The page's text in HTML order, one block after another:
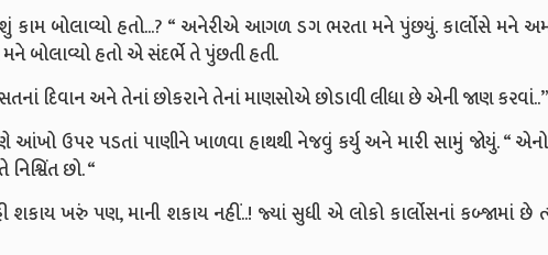
શું કામ બોલાવ્યો હતો...? “ અનેરીએ આગળ ડગ ભરતા મને પુંછયું. કાર્લોસે મને
બોલાવ્યો હતો એ સંદર્ભે તે પુંછતી હતી.
દિવાન અને તેનાં છોકરાને તેનાં માણસોએ છોડાવી લીધા છે એની જાણ
આંખો ઉપર પડતાં પાણીને ખાળવા હાથથી નેજવું કર્યુ અને મારી સામું જોયું. “
છો. “
શકાય ખરું પણ, માની શકાય નહીં..! જ્યાં સુધી એ લોકો કાર્લોસનાં કબ્જામાં છે